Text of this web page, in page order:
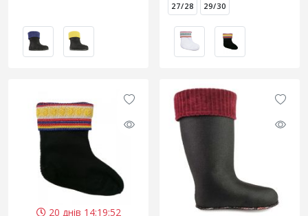
27/28
29/30
20 днів 14:19:52